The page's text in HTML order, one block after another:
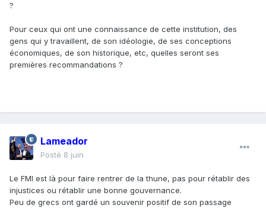
?
Pour ceux qui ont une connaissance de cette institution, des
gens qui y travaillent, de son idéologie, de ses conceptions
économiques, de son historique, etc, quelles seront ses
premières recommandations ?
Lameador
Posté 8 juin
Le FMI est là pour faire rentrer de la thune, pas pour rétablir des
injustices ou rétablir une bonne gouvernance.
Peu de grecs ont gardé un souvenir positif de son passage